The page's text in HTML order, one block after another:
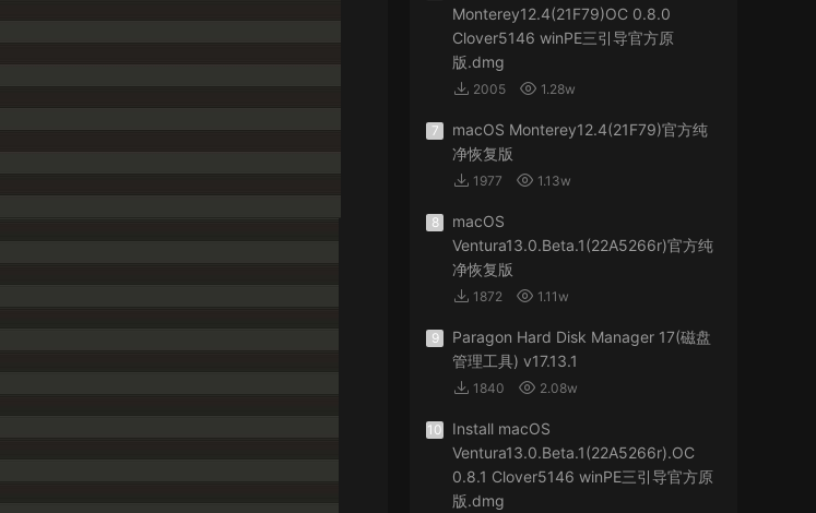
Monterey12.4(21F79)OC 0.8.0
Clover5146 winPE三引导官方原
版.dmg
2005 1.28w
7
macOS Monterey12.4(21F79)官方纯
净恢复版
1977 1.13w
8
macOS
Ventura13.0.Beta.1(22A5266r)官方纯
净恢复版
1872 1.11w
9
Paragon Hard Disk Manager 17(磁盘
管理工具) v17.13.1
1840 2.08w
10
Install macOS
Ventura13.0.Beta.1(22A5266r).OC
0.8.1 Clover5146 winPE三引导官方原
版.dmg